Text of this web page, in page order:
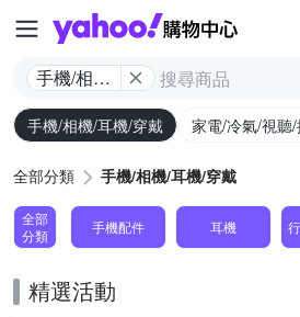
手機/相機/
耳機/穿戴
手機/相機/耳機/穿戴 家電/冷氣/視聽
全部分類 手機/相機/耳機/穿戴
全部
分類
手機配件 耳機
精選活動